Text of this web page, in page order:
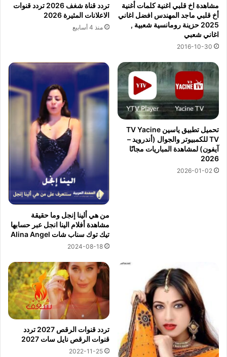
مشاهدة اخ قلبي اغنية كلمات أغنية
أخ قلبي ماجد المهندس افضل اغاني
2025 حزينة رومانسية شعبية ,
اغاني شعبي
2016-10-30
تردد قناة شغف 2026 تردد قنوات
الاعلانات المثيرة 2026
منذ 4 أسابيع
تحميل تطبيق ياسين TV Yacine
TV للكمبيوتر والجوال (أندرويد –
آيفون) لمشاهدة المباريات مجانًا
2026
2026-01-02
من هي ألينا إنجل وما حقيقة
مشاهدة أفلام الينا انجل عبر حسابها
تيك توك سناب شات Alina Angel
2024-08-18
تردد قنوات الرقص 2027 تردد
قنوات الرقص نايل سات 2027
2022-11-25